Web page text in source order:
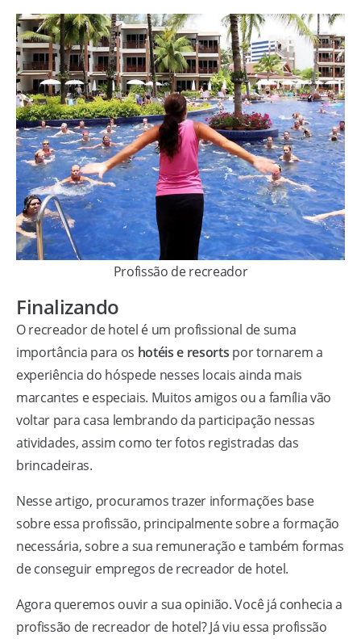
Profissão de recreador
Finalizando
O recreador de hotel é um profissional de suma
importância para os hotéis e resorts por tornarem a
experiência do hóspede nesses locais ainda mais
marcantes e especiais. Muitos amigos ou a família vão
voltar para casa lembrando da participação nessas
atividades, assim como ter fotos registradas das
brincadeiras.
Nesse artigo, procuramos trazer informações base
sobre essa profissão, principalmente sobre a formação
necessária, sobre a sua remuneração e também formas
de conseguir empregos de recreador de hotel.
Agora queremos ouvir a sua opinião. Você já conhecia a
profissão de recreador de hotel? Já viu essa profissão